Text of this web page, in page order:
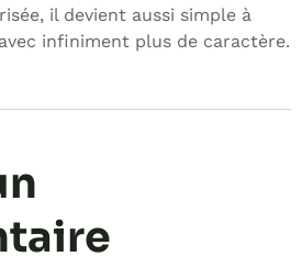
il devient aussi simple à
infiniment plus de caractère.